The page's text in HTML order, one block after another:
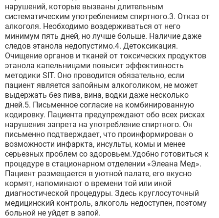
нарушений, которые вызваны длительным
систематическим употреблением спиртного.3. Отказ от
алкоголя. Необходимо воздерживаться от него
минимум пять дней, но лучше больше. Наличие даже
следов этанола недопустимо.4. Детоксикация.
Очищение органов и тканей от токсических продуктов
этанола капельницами повысит эффективность
методики SIT. Оно проводится обязательно, если
пациент является запойным алкоголиком, не может
выдержать без пива, вина, водки даже несколько
дней.5. Письменное согласие на комбинированную
кодировку. Пациента предупреждают обо всех рисках
нарушения запрета на употребление спиртного. Он
письменно подтверждает, что проинформирован о
возможности инфаркта, инсульты, комы и менее
серьезных проблем со здоровьем.Удобно готовиться к
процедуре в стационарном отделении «Элеана Мед».
Пациент размещается в уютной палате, его вкусно
кормят, напоминают о времени той или иной
диагностической процедуры. Здесь круглосуточный
медицинский контроль, алкоголь недоступен, поэтому
больной не уйдет в запой.